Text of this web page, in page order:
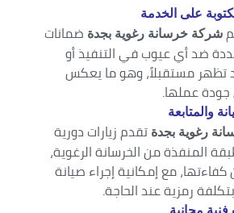
على الخدمة
شركة خرسانة رغوية بجدة ضمانات
ضد أي عيوب في التنفيذ أو
مستقبلاً، وهو ما يعكس
عملها.
والمتابعة
رغوية بجدة تقدم زيارات دورية
المنفذة من الخرسانة الرغوية،
كفاءتها، مع إمكانية إجراء صيانة
رمزية عند الحاجة.
مجانية